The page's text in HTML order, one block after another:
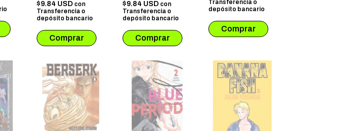
$9.84 USD con
Transferencia o
depósito bancario
$9.84 USD con
Transferencia o
depósito bancario
Transferencia o
depósito bancario